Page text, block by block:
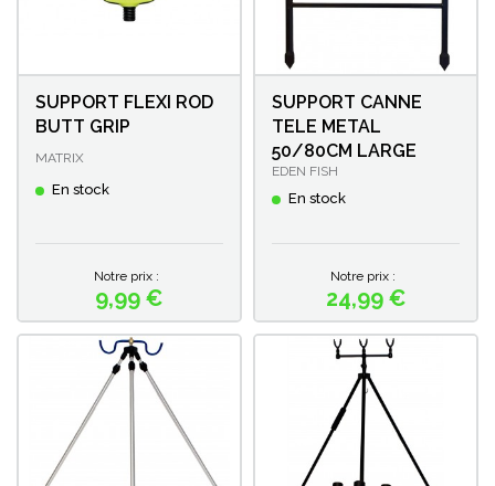
SUPPORT FLEXI ROD
BUTT GRIP
MATRIX
En stock
Prix
Notre prix :
9,99 €
SUPPORT CANNE
TELE METAL
50/80CM LARGE
EDEN FISH
En stock
Prix
Notre prix :
24,99 €